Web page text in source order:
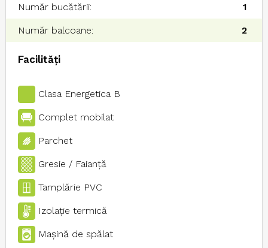
Număr bucătării: 1
Număr balcoane: 2
Facilități
Clasa Energetica B
Complet mobilat
Parchet
Gresie / Faianţă
Tamplărie PVC
Izolaţie termică
Maşină de spălat